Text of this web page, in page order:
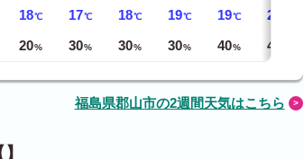
18℃
20%
17℃
30%
18℃
30%
19℃
30%
19℃
40%
20
40
福島県郡山市の2週間天気はこちら